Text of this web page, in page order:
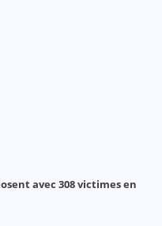
avec 308 victimes en